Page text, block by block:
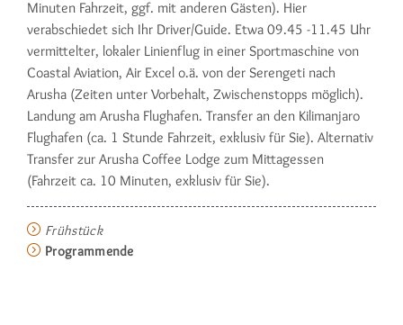
Minuten Fahrzeit, ggf. mit anderen Gästen). Hier
verabschiedet sich Ihr Driver/Guide. Etwa 09.45 -11.45 Uhr
vermittel­ter, lokaler Linienflug in einer Sportma­schine von
Coastal Aviation, Air Excel o.ä. von der Serengeti nach
Arusha (Zeiten unter Vorbehalt, Zwischenstopps möglich).
Landung am Arusha Flughafen. Transfer an den Kilimanjaro
Flughafen (ca. 1 Stunde Fahrzeit, exklusiv für Sie). Alternativ
Transfer zur Arusha Coffee Lodge zum Mittagessen
(Fahrzeit ca. 10 Minuten, exklusiv für Sie).
Frühstück
Programmende